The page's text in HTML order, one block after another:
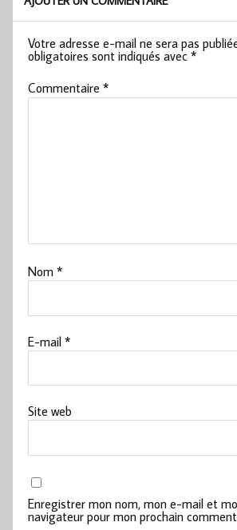
Votre adresse e-mail ne sera pas
obligatoires sont indiqués avec*
Commentaire*
Nom*
E-mail*
Site web
Enregistrer mon nom, mon e-mail et
navigateur pour mon prochain